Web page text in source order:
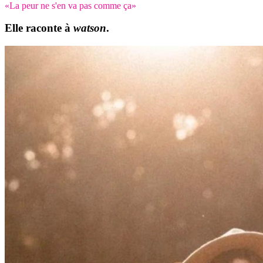
«La peur ne s'en va pas comme ça»
Elle raconte à watson.